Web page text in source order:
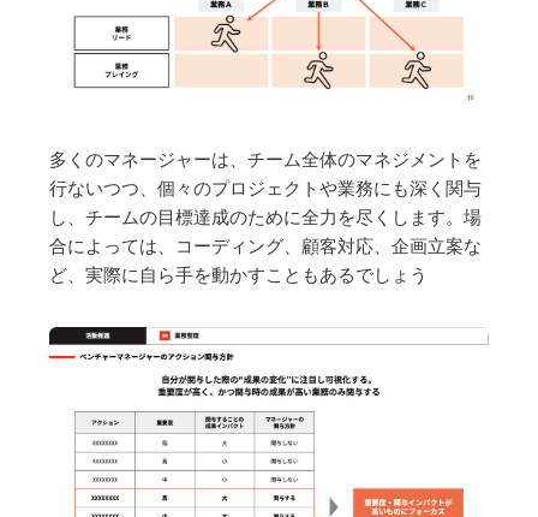
多くのマネージャーは、チーム全体のマネジメントを
行ないつつ、個々のプロジェクトや業務にも深く関与
し、チームの目標達成のために全力を尽くします。場
合によっては、コーディング、顧客対応、企画立案な
ど、実際に自ら手を動かすこともあるでしょう